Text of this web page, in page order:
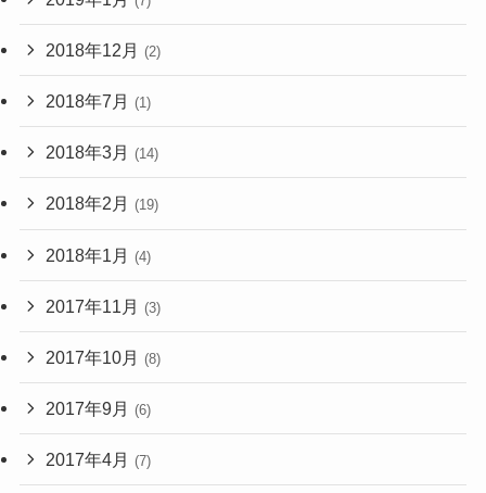
2018年12月 (2)
2018年7月 (1)
2018年3月 (14)
2018年2月 (19)
2018年1月 (4)
2017年11月 (3)
2017年10月 (8)
2017年9月 (6)
2017年4月 (7)